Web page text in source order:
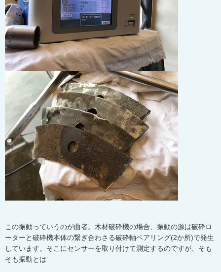
この振動っていうのが曲者。木材破砕機の場合、振動の源は破砕ロ
ーターと破砕機本体の繋ぎ合わさる破砕軸ベアリング(2か所)で発生
しています。そこにセンサーを取り付けて測定するのですが、そも
そも振動とは